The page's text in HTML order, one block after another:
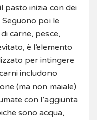
pasto inizia con dei
poi le
carne, pesce,
è l’elemento
per intingere
includono
(ma non maiale)
con l’aggiunta
sono acqua,